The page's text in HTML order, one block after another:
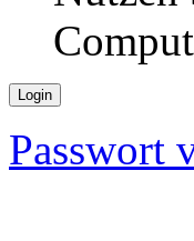
Passwort